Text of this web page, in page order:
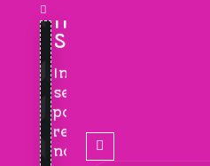
INSCREVA-
SE!
Inscreva-
se
para
receber
novidades!